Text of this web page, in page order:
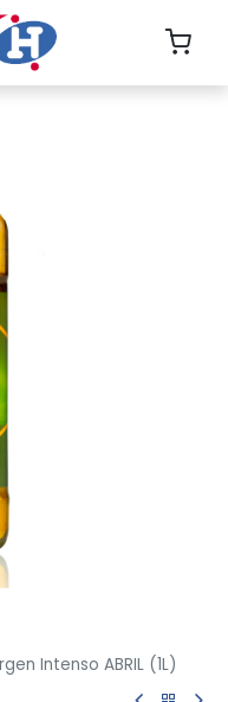
Intenso ABRIL (1L)